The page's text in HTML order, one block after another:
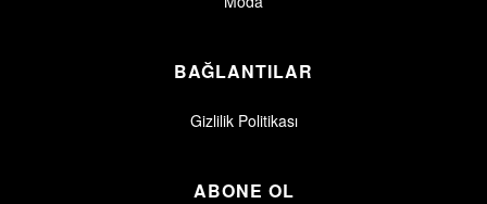
BAĞLANTILAR
Gizlilik Politikası
ABONE OL